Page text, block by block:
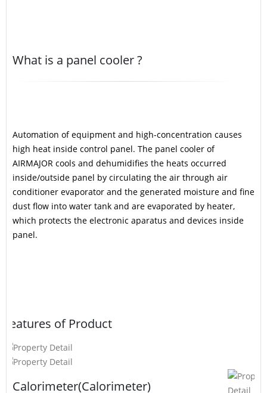
What is a panel cooler ?
Automation of equipment and high-concentration causes
high heat inside control panel. The panel cooler of
AIRMAJOR cools and dehumidifies the heats occurred
inside/outside panel by circulating the air through air
conditioner evaporator and the generated moisture and fine
dust flow into water tank and are evaporated by heater,
which protects the electronic aparatus and devices inside
panel.
Features of Product
Calorimeter(Calorimeter)